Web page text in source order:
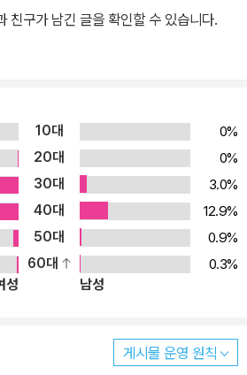
친구가 남긴 글을 확인할 수 있습니다.
10대
0%
20대
0%
30대
3.0%
40대
12.9%
50대
0.9%
60대
0.3%
성
남성
게시물 운영 원칙